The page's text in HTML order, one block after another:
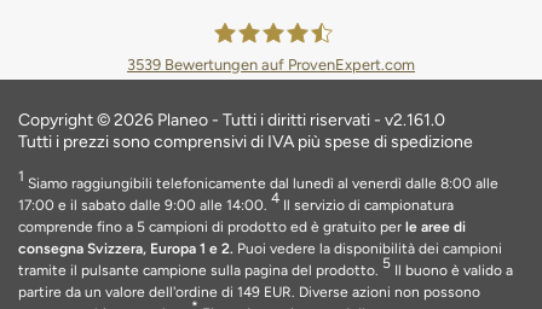
3539 Bewertungen auf ProvenExpert.com
Copyright © 2026 Planeo - Tutti i diritti riservati - v2.161.0
Tutti i prezzi sono comprensivi di IVA più spese di spedizione
1 Siamo raggiungibili telefonicamente dal lunedì al venerdì dalle 8:00 alle
17:00 e il sabato dalle 9:00 alle 14:00. 4 Il servizio di campionatura
comprende fino a 5 campioni di prodotto ed è gratuito per le aree di
consegna Svizzera, Europa 1 e 2. Puoi vedere la disponibilità dei campioni
tramite il pulsante campione sulla pagina del prodotto. 5 Il buono è valido a
partire da un valore dell'ordine di 149 EUR . Diverse azioni non possono